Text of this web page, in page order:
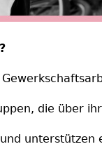
die über
unterstützen